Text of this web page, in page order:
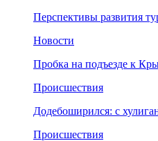
Перспективы развития
Новости
Пробка на подъезде к
Происшествия
Додебоширился: с
Происшествия